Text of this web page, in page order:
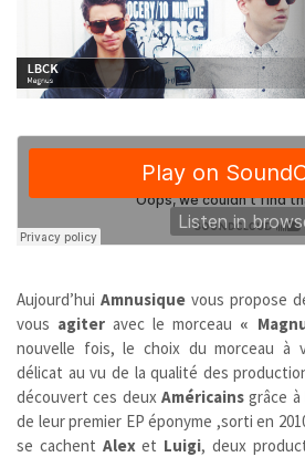
Aujourd’hui Amnusique vous propose
vous agiter avec le morceau «
nouvelle fois, le choix du morceau à
délicat au vu de la qualité des
découvert ces deuxAméricains grâce
de leur premier EP éponyme ,sorti en
se cachent Alex et Luigi, deux